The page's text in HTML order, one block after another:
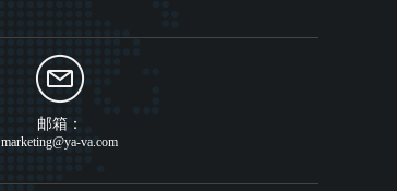
邮箱：
marketing@ya-va.com